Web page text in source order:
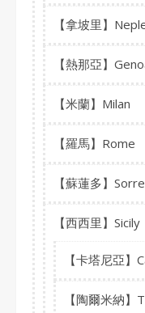
【拿坡里】
【熱那亞】
【米蘭】Milan
【羅馬】Rome
【蘇蓮多】
【西西里】Sicily
【卡塔尼亞】
【陶爾米納】